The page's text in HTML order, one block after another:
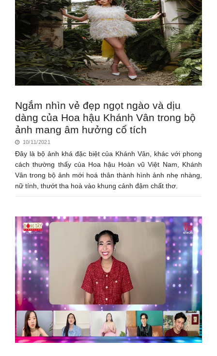
Ngắm nhìn vẻ đẹp ngọt ngào và dịu
dàng của Hoa hậu Khánh Vân trong bộ
ảnh mang âm hưởng cổ tích
10/11/2021
Đây là bộ ảnh khá đặc biệt của Khánh Vân, khác với phong
cách thường thấy của Hoa hậu Hoàn vũ Việt Nam, Khánh
Vân trong bộ ảnh mới hoá thân thành hình ảnh nhẹ nhàng,
nữ tính, thướt tha hoà vào khung cảnh đậm chất thơ.